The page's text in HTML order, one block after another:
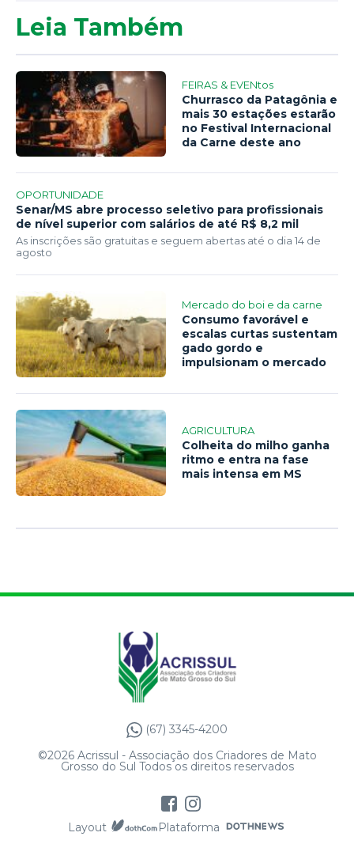
Leia Também
FEIRAS & EVENtos
Churrasco da Patagônia e
mais 30 estações estarão
no Festival Internacional
da Carne deste ano
OPORTUNIDADE
Senar/MS abre processo seletivo para profissionais
de nível superior com salários de até R$ 8,2 mil
As inscrições são gratuitas e seguem abertas até o dia 14 de
agosto
Mercado do boi e da carne
Consumo favorável e
escalas curtas sustentam
gado gordo e
impulsionam o mercado
AGRICULTURA
Colheita do milho ganha
ritmo e entra na fase
mais intensa em MS
(67) 3345-4200
©2026 Acrissul - Associação dos Criadores de Mato
Grosso do Sul Todos os direitos reservados
Layout Plataforma